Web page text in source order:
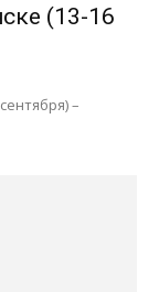
(13-16
–